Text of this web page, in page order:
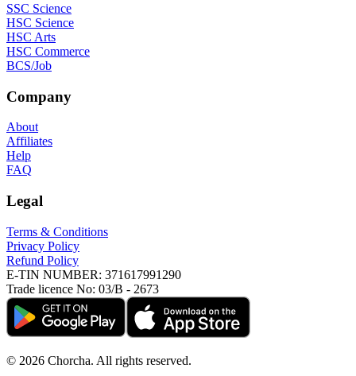
SSC Science
HSC Science
HSC Arts
HSC Commerce
BCS/Job
Company
About
Affiliates
Help
FAQ
Legal
Terms & Conditions
Privacy Policy
Refund Policy
E-TIN NUMBER: 371617991290
Trade licence No: 03/B - 2673
© 2026 Chorcha. All rights reserved.